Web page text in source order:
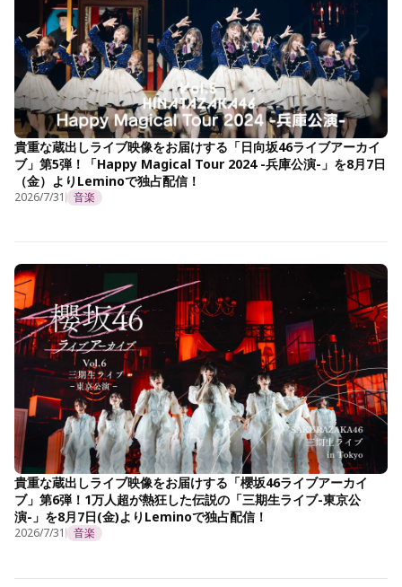
貴重な蔵出しライブ映像をお届けする「日向坂46ライブアーカイ
ブ」第5弾！「Happy Magical Tour 2024 -兵庫公演-」を8月7日
（金）よりLeminoで独占配信！
2026/7/31 音楽
貴重な蔵出しライブ映像をお届けする「櫻坂46ライブアーカイ
ブ」第6弾！1万人超が熱狂した伝説の「三期生ライブ-東京公
演-」を8月7日(金)よりLeminoで独占配信！
2026/7/31 音楽